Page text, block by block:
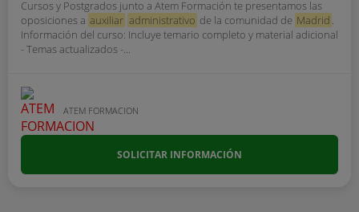
Cursos y Postgrados junto a Atem Formación te presentamos las
oposiciones a auxiliar administrativo de la comunidad de Madrid .
Información del curso: Incluye temario completo y material adicional
- Temas actualizados -...
ATEM FORMACION
SOLICITAR INFORMACIÓN